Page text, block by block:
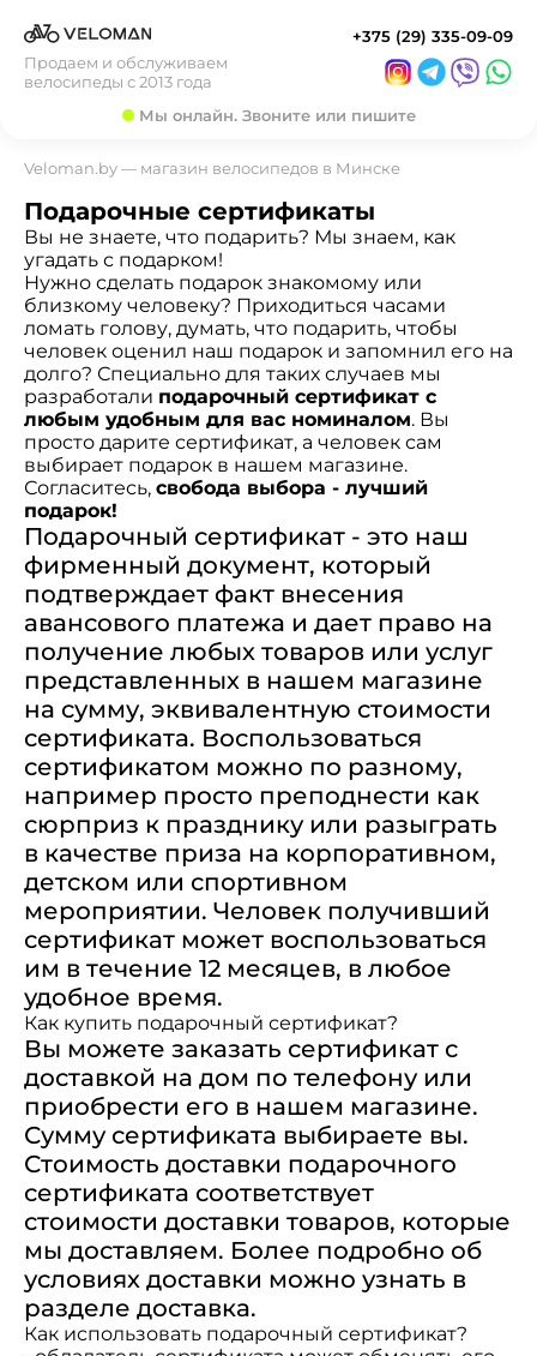
Продаем и обслуживаем
велосипеды с 2013 года
+375 (29) 335-09-09
Мы онлайн. Звоните или пишите
Veloman.by — магазин велосипедов в Минске
Подарочные сертификаты
Вы не знаете, что подарить? Мы знаем, как
угадать с подарком!
Нужно сделать подарок знакомому или
близкому человеку? Приходиться часами
ломать голову, думать, что подарить, чтобы
человек оценил наш подарок и запомнил его на
долго? Специально для таких случаев мы
разработали подарочный сертификат с
любым удобным для вас номиналом. Вы
просто дарите сертификат, а человек сам
выбирает подарок в нашем магазине.
Согласитесь, свобода выбора - лучший
подарок!
Подарочный сертификат - это наш
фирменный документ, который
подтверждает факт внесения
авансового платежа и дает право на
получение любых товаров или услуг
представленных в нашем магазине
на сумму, эквивалентную стоимости
сертификата. Воспользоваться
сертификатом можно по разному,
например просто преподнести как
сюрприз к празднику или разыграть
в качестве приза на корпоративном,
детском или спортивном
мероприятии. Человек получивший
сертификат может воспользоваться
им в течение 12 месяцев, в любое
удобное время.
Как купить подарочный сертификат?
Вы можете заказать сертификат с
доставкой на дом по телефону или
приобрести его в нашем магазине.
Сумму сертификата выбираете вы.
Стоимость доставки подарочного
сертификата соответствует
стоимости доставки товаров, которые
мы доставляем. Более подробно об
условиях доставки можно узнать в
разделе доставка.
Как использовать подарочный сертификат?